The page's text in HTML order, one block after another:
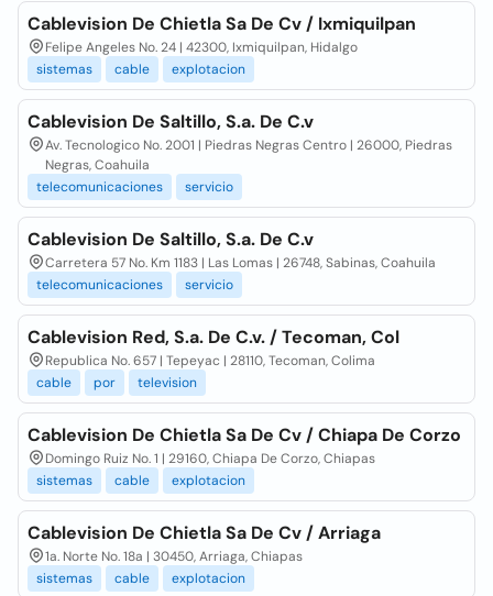
Cablevision De Chietla Sa De Cv / Ixmiquilpan
Felipe Angeles No. 24 | 42300, Ixmiquilpan, Hidalgo
sistemas
cable explotacion
Cablevision De Saltillo, S.a. De C.v
Av. Tecnologico No. 2001 | Piedras Negras Centro | 26000, Piedras
Negras, Coahuila
telecomunicaciones
servicio
Cablevision De Saltillo, S.a. De C.v
Carretera 57 No. Km 1183 | Las Lomas | 26748, Sabinas, Coahuila
telecomunicaciones
servicio
Cablevision Red, S.a. De C.v. / Tecoman, Col
Republica No. 657 | Tepeyac | 28110, Tecoman, Colima
cable
por television
Cablevision De Chietla Sa De Cv / Chiapa De Corzo
Domingo Ruiz No. 1 | 29160, Chiapa De Corzo, Chiapas
sistemas
cable explotacion
Cablevision De Chietla Sa De Cv / Arriaga
1a. Norte No. 18a | 30450, Arriaga, Chiapas
sistemas
cable explotacion